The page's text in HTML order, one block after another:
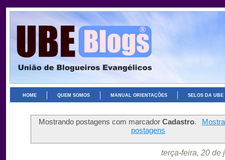
HOME QUEM SOMOS MANUAL ORIENTAÇÕES SELOS DA UBE
Mostrando postagens com marcadorCadastro.
postagens
terça-feira, 20 de